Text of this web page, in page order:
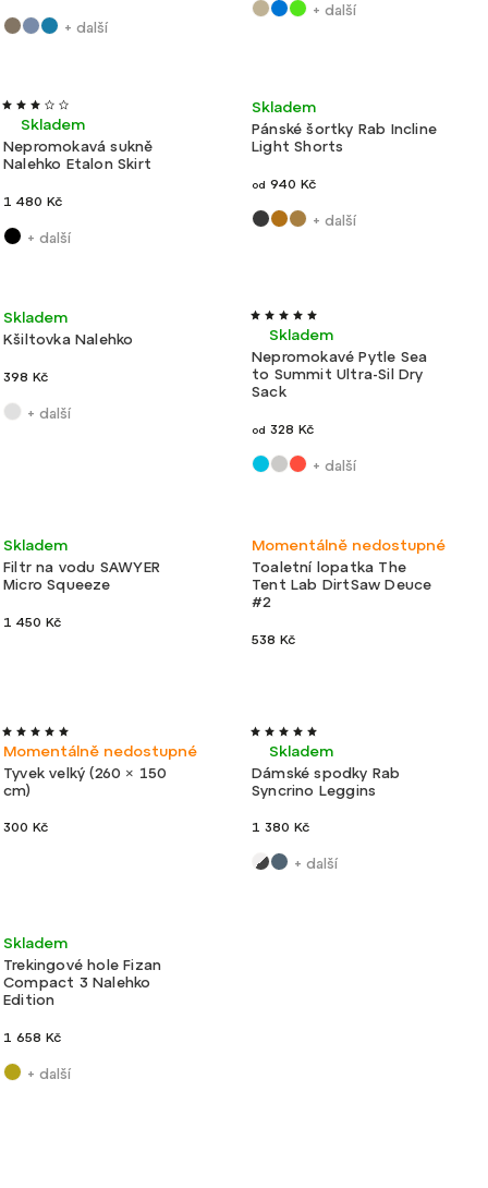
+ další
+ další
Ultralehké
Nepromokavá sukně
Nalehko Etalon Skirt
Skladem
1 480 Kč
+ další
Akce
Pánské šortky Rab Incline
Light Shorts
Skladem
od 940 Kč
+ další
Kšiltovka Nalehko
Skladem
398 Kč
+ další
Ultralehké
Nepromokavé Pytle Sea
to Summit Ultra-Sil Dry
Sack
Skladem
od 328 Kč
+ další
Ultralehké
Filtr na vodu SAWYER
Micro Squeeze
Skladem
1 450 Kč
Ultralehké
Toaletní lopatka The
Tent Lab DirtSaw Deuce
#2
Momentálně nedostupné
538 Kč
Velmi lehké
Tyvek velký (260 × 150
cm)
Momentálně nedostupné
300 Kč
Ultralehké
Dámské spodky Rab
Syncrino Leggins
Skladem
1 380 Kč
+ další
Novinka
Trekingové hole Fizan
Compact 3 Nalehko
Edition
Skladem
1 658 Kč
+ další